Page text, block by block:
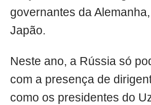
governantes da
Japão.
Neste ano, a Rússia só
com a presença de
como os presidentes do